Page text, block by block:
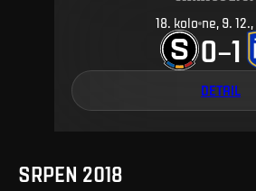
18. kolo ne, 9.
0–1
DETAIL
SRPEN 2018